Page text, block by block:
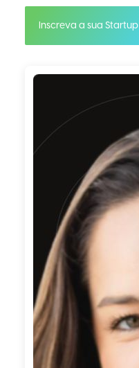
Inscreva a sua Startup